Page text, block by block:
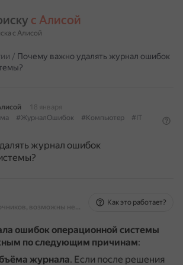
с Алисой
с Алисой
/ Почему важно удалять журнал ошибок
18 января
#ЖурналОшибок #Компьютер
#IT
журнал ошибок
На основе источников, возможны неточности
Как это работает?
ошибок операционной системы
по следующим причинам:
журнала. Если после решения